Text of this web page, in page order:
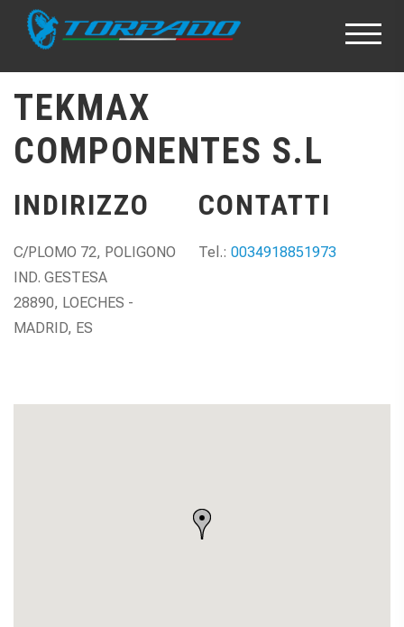
TEKMAX
COMPONENTES S.L
INDIRIZZO
C/PLOMO 72, POLIGONO
IND. GESTESA
28890, LOECHES -
MADRID, ES
CONTATTI
Tel.: 0034918851973